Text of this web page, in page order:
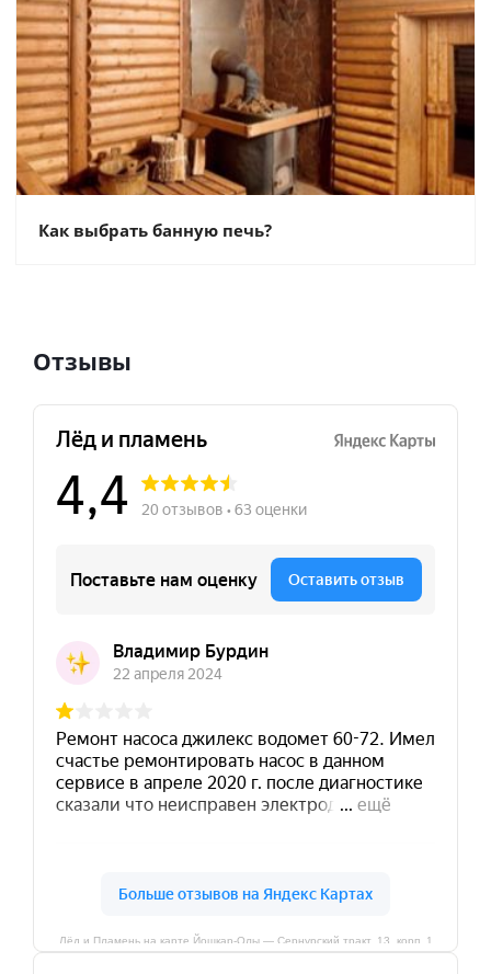
Как выбрать банную печь?
Отзывы
Лёд и Пламень на карте Йошкар‑Олы — Сернурский тракт, 13, корп. 1